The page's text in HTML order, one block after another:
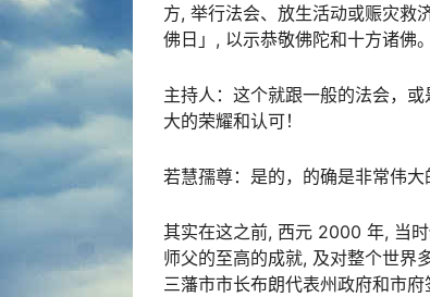
方, 举行法会、放生活动或赈灾救
佛日」, 以示恭敬佛陀和十方诸佛。
主持人：这个就跟一般的法会，
大的荣耀和认可！
若慧孺尊：是的，的确是非常伟大
其实在这之前, 西元 2000 年, 当
师父的至高的成就, 及对整个世
三藩市市长布朗代表州政府和市